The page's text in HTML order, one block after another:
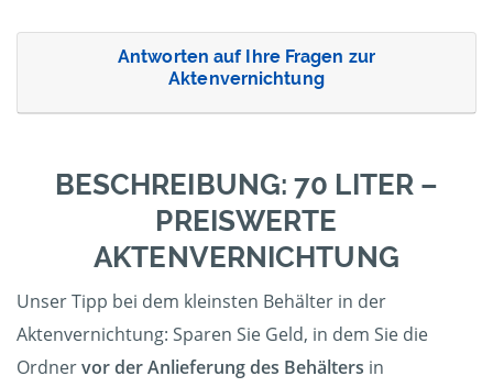
Antworten auf Ihre Fragen zur
Aktenvernichtung
BESCHREIBUNG: 70 LITER –
PREISWERTE
AKTENVERNICHTUNG
Unser Tipp bei dem kleinsten Behälter in der
Aktenvernichtung: Sparen Sie Geld, in dem Sie die
Ordnervor der Anlieferung des Behälters in